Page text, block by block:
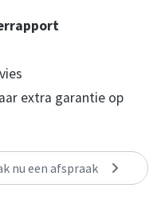
extra garantie op
nu een afspraak